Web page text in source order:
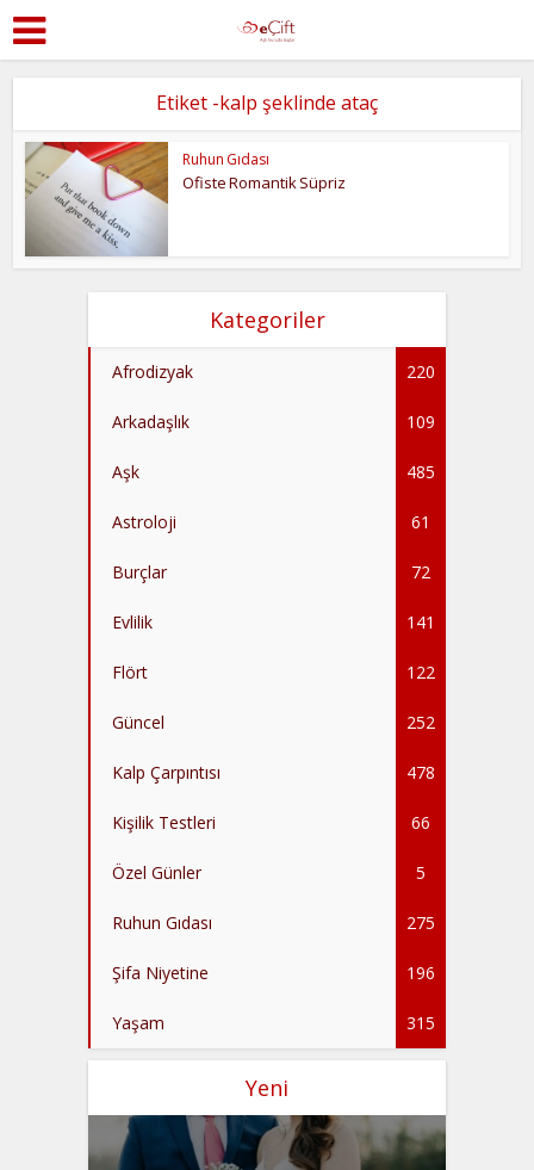
Etiket -kalp şeklinde ataç
Ruhun Gıdası
Ofiste Romantik Süpriz
Kategoriler
Afrodizyak 220
Arkadaşlık 109
Aşk 485
Astroloji 61
Burçlar 72
Evlilik 141
Flört 122
Güncel 252
Kalp Çarpıntısı 478
Kişilik Testleri 66
Özel Günler 5
Ruhun Gıdası 275
Şifa Niyetine 196
Yaşam 315
Yeni